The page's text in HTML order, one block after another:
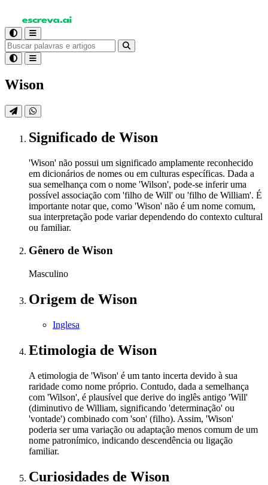
Wison
Significado de Wison
'Wison' não possui um significado amplamente reconhecido
em dicionários de nomes ou em culturas específicas. Dada a
sua semelhança com o nome 'Wilson', pode-se inferir uma
possível associação com 'filho de Will' ou 'filho de William'. É
importante notar que, como 'Wison' não é um nome comum,
sua interpretação pode variar dependendo do contexto cultural
ou familiar.
Gênero de Wison
Masculino
Origem de Wison
Inglesa
Etimologia de Wison
A etimologia de 'Wison' é um tanto incerta devido à sua
raridade como nome próprio. Contudo, dada a semelhança
com 'Wilson', é plausível que derive do inglês antigo 'Will'
(diminutivo de William, significando 'determinação' ou
'vontade') combinado com 'son' (filho). Assim, 'Wison'
poderia ser uma variação ou adaptação menos comum de um
nome patronímico, indicando descendência ou ligação
familiar.
Curiosidades de Wison